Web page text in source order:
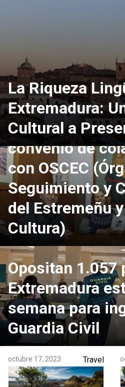
La Riqueza
Extremadura:
Cultural a
Montehermoso
convenio de
con OSCEC
Seguimiento y
del Estremeñu
Cultura)
Opositan 1.057
Extremadura
semana para
Guardia Civil
octubre 17, 2023 Travel